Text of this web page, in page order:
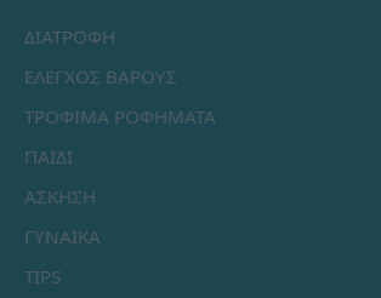
ΔΙΑΤΡΟΦΗ
ΕΛΕΓΧΟΣ ΒΑΡΟΥΣ
ΤΡΟΦΙΜΑ ΡΟΦΗΜΑΤΑ
ΠΑΙΔΙ
ΑΣΚΗΣΗ
ΓΥΝΑΙΚΑ
TIPS